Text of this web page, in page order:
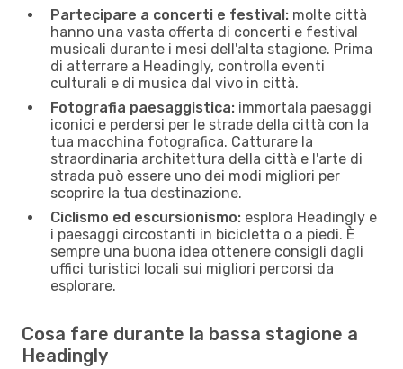
Partecipare a concerti e festival: molte città
hanno una vasta offerta di concerti e festival
musicali durante i mesi dell'alta stagione. Prima
di atterrare a Headingly, controlla eventi
culturali e di musica dal vivo in città.
Fotografia paesaggistica: immortala paesaggi
iconici e perdersi per le strade della città con la
tua macchina fotografica. Catturare la
straordinaria architettura della città e l'arte di
strada può essere uno dei modi migliori per
scoprire la tua destinazione.
Ciclismo ed escursionismo: esplora Headingly e
i paesaggi circostanti in bicicletta o a piedi. È
sempre una buona idea ottenere consigli dagli
uffici turistici locali sui migliori percorsi da
esplorare.
Cosa fare durante la bassa stagione a
Headingly